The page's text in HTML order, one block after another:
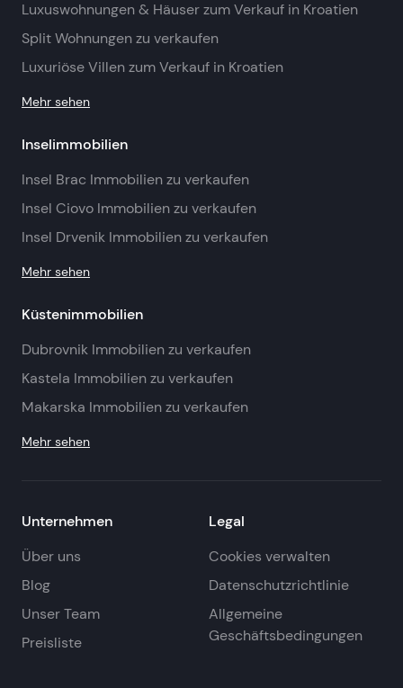
Luxuswohnungen & Häuser zum Verkauf in Kroatien
Split Wohnungen zu verkaufen
Luxuriöse Villen zum Verkauf in Kroatien
Mehr sehen
Inselimmobilien
Insel Brac Immobilien zu verkaufen
Insel Ciovo Immobilien zu verkaufen
Insel Drvenik Immobilien zu verkaufen
Mehr sehen
Küstenimmobilien
Dubrovnik Immobilien zu verkaufen
Kastela Immobilien zu verkaufen
Makarska Immobilien zu verkaufen
Mehr sehen
Unternehmen
Über uns
Blog
Unser Team
Preisliste
Legal
Cookies verwalten
Datenschutzrichtlinie
Allgemeine
Geschäftsbedingungen